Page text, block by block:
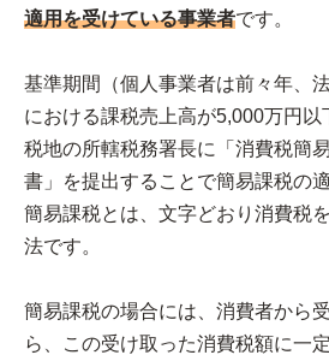
適用を受けている事業者です。
基準期間（個人事業者は前々年、
における課税売上高が5,000万円
税地の所轄税務署長に「消費税簡
書」を提出することで簡易課税の
簡易課税とは、文字どおり消費税
法です。
簡易課税の場合には、消費者から
ら、この受け取った消費税額に一